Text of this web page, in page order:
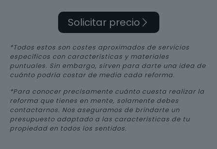
Solicitar precio
*Todos estos son costes aproximados de servicios
específicos con características y materiales
puntuales. Sin embargo, sirven para darte una idea de
cuánto podría costar de media cada reforma.
*Para conocer precisamente cuánto cuesta realizar la
reforma que tienes en mente, solamente debes
contactarnos. Nos aseguramos de brindarte un
presupuesto adaptado a las características de tu
propiedad en todos los sentidos.